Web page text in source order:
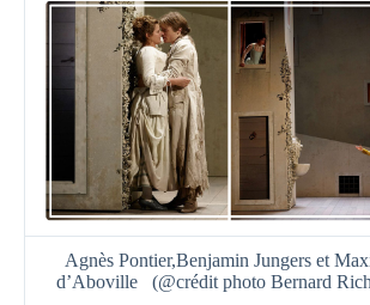
Agnès Pontier,Benjamin Jungers et
d’Aboville (@crédit photo Bernard